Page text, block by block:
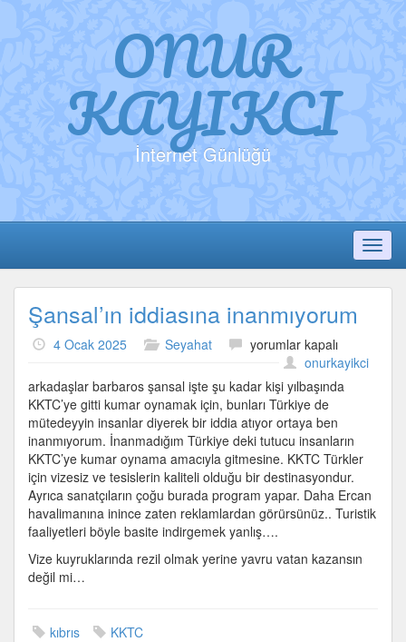
ONUR
KAYIKCI
İnternet Günlüğü
Şansal’ın iddiasına inanmıyorum
4 Ocak 2025 Seyahat
Şansal’ın
iddiasına
inanmıyorum
için
yorumlar kapalı
onurkayikci
arkadaşlar barbaros şansal işte şu kadar kişi yılbaşında
KKTC’ye gitti kumar oynamak için, bunları Türkiye de
mütedeyyin insanlar diyerek bir iddia atıyor ortaya ben
inanmıyorum. İnanmadığım Türkiye deki tutucu insanların
KKTC’ye kumar oynama amacıyla gitmesine. KKTC Türkler
için vizesiz ve tesislerin kaliteli olduğu bir destinasyondur.
Ayrıca sanatçıların çoğu burada program yapar. Daha Ercan
havalimanına inince zaten reklamlardan görürsünüz.. Turistik
faaliyetleri böyle basite indirgemek yanlış….
Vize kuyruklarında rezil olmak yerine yavru vatan kazansın
değil mi…
kıbrıs KKTC